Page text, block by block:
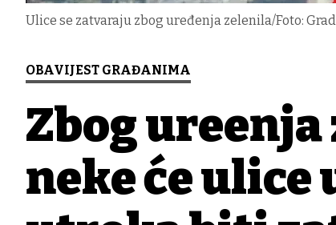
Ulice se zatvaraju zbog uređenja zelenila/Foto:
OBAVIJEST GRAĐANIMA
Zbog
neke će ulice